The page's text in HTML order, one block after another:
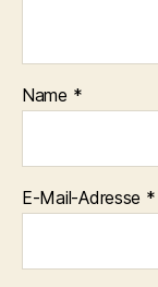
Name *
E-Mail-Adresse *